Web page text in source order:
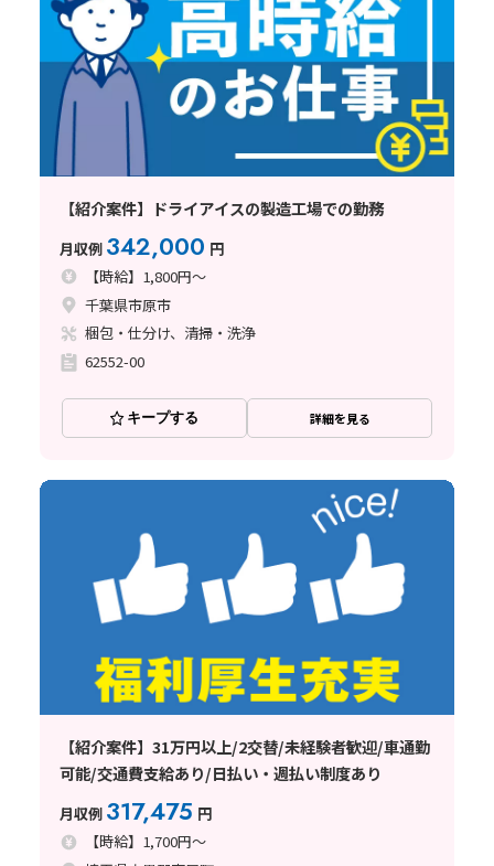
【紹介案件】ドライアイスの製造工場での勤務
月収例 342,000 円
【時給】1,800円～
千葉県市原市
梱包・仕分け、清掃・洗浄
62552-00
キープする 詳細を見る
【紹介案件】31万円以上/2交替/未経験者歓迎/車通勤
可能/交通費支給あり/日払い・週払い制度あり
月収例 317,475 円
【時給】1,700円～